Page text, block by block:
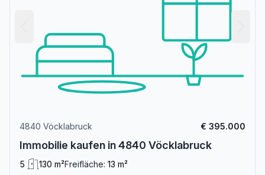
4840 Vöcklabruck € 395.000
Immobilie kaufen in 4840 Vöcklabruck
5 130 m²Freifläche: 13 m²